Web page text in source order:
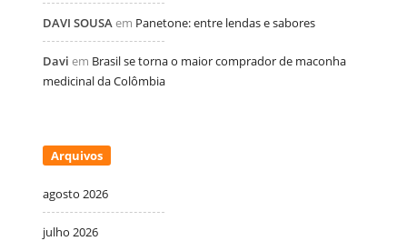
DAVI SOUSAem Panetone: entre lendas e sabores
Davi em Brasil se torna o maior comprador de maconha
medicinal da Colômbia
Arquivos
agosto 2026
julho 2026